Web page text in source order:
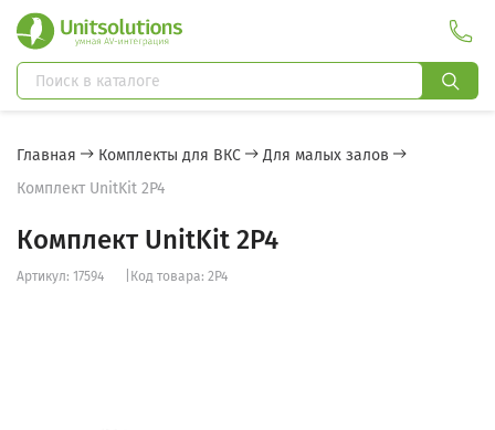
Главная Комплекты для ВКС
Для малых залов
Комплект UnitKit 2P4
Комплект UnitKit 2P4
Артикул: 17594 Код товара: 2P4